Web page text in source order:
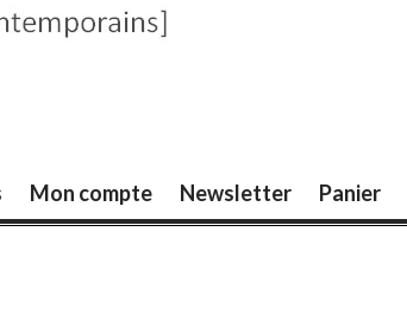
Mon compte Newsletter Panier